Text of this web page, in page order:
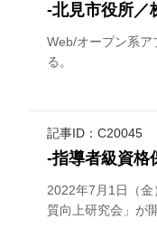
-北見市役所
Web/オープン系ア
る。
記事ID：C20045
‐指導者級資
2022年7月1日（
質向上研究会」が